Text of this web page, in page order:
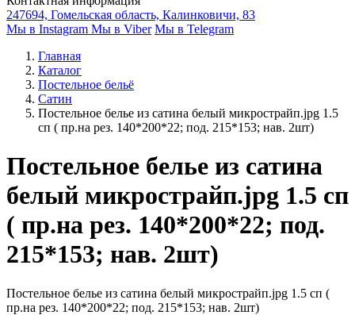
247694, Гомельская область, Калинковичи, 83
Мы в Instagram Мы в Viber Мы в Telegram
Главная
Каталог
Постельное бельё
Сатин
Постельное белье из сатина белый микрострайп.jpg 1.5
сп ( пр.на рез. 140*200*22; под. 215*153; нав. 2шт)
Постельное белье из сатина
белый микрострайп.jpg 1.5 сп
( пр.на рез. 140*200*22; под.
215*153; нав. 2шт)
Постельное белье из сатина белый микрострайп.jpg 1.5 сп (
пр.на рез. 140*200*22; под. 215*153; нав. 2шт)